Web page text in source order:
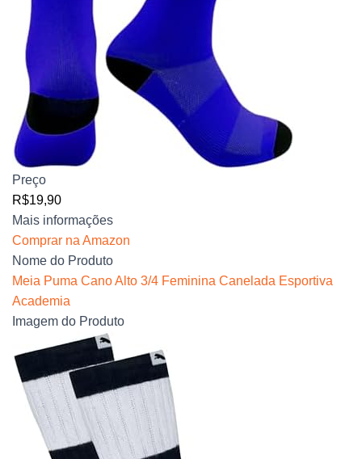
Preço
R$19,90
Mais informações
Comprar na Amazon
Nome do Produto
Meia Puma Cano Alto 3/4 Feminina Canelada Esportiva
Academia
Imagem do Produto